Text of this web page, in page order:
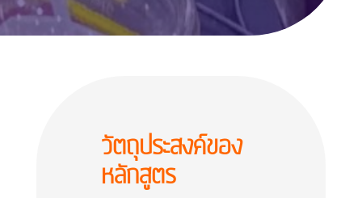
วัตถุประสงค์ของ
หลักสูตร